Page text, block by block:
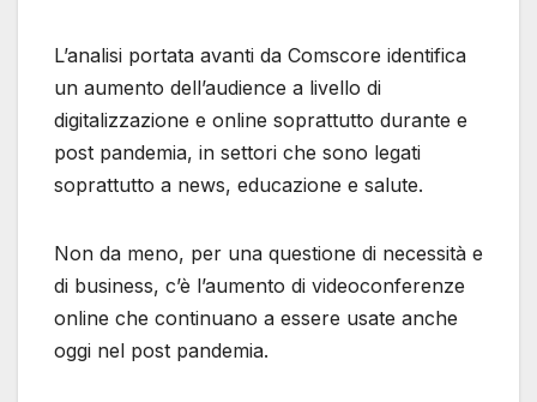
L’analisi portata avanti da Comscore identifica
un aumento dell’audience a livello di
digitalizzazione e online soprattutto durante e
post pandemia, in settori che sono legati
soprattutto a news, educazione e salute.
Non da meno, per una questione di necessità e
di business, c’è l’aumento di videoconferenze
online che continuano a essere usate anche
oggi nel post pandemia.